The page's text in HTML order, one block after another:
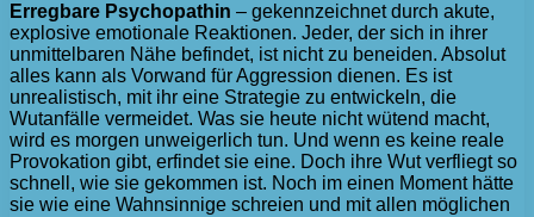
Erregbare Psychopathin – gekennzeichnet durch akute,
explosive emotionale Reaktionen. Jeder, der sich in ihrer
unmittelbaren Nähe befindet, ist nicht zu beneiden. Absolut
alles kann als Vorwand für Aggression dienen. Es ist
unrealistisch, mit ihr eine Strategie zu entwickeln, die
Wutanfälle vermeidet. Was sie heute nicht wütend macht,
wird es morgen unweigerlich tun. Und wenn es keine reale
Provokation gibt, erfindet sie eine. Doch ihre Wut verfliegt so
schnell, wie sie gekommen ist. Noch im einen Moment hätte
sie wie eine Wahnsinnige schreien und mit allen möglichen